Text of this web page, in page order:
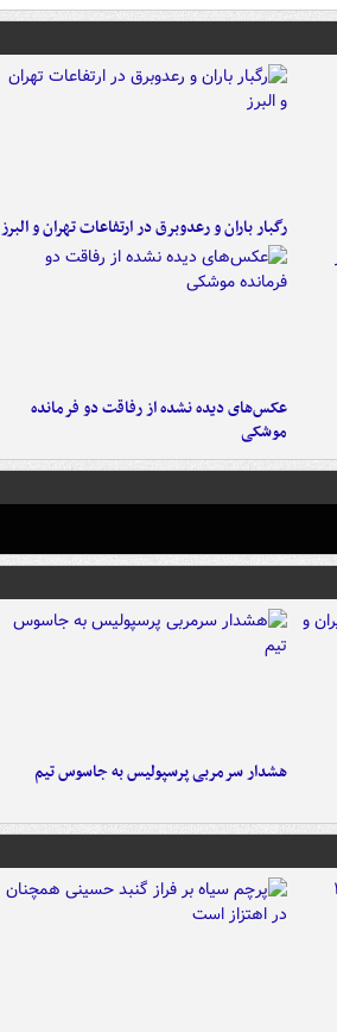
رگبار باران و رعدوبرق در ارتفاعات تهران و البرز
عکس‌های دیده نشده از رفاقت دو فرمانده‌
موشکی
هشدار سرمربی پرسپولیس به جاسوس تیم